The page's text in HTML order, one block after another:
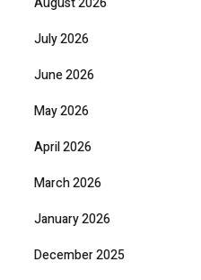
July 2026
June 2026
May 2026
April 2026
March 2026
January 2026
December 2025